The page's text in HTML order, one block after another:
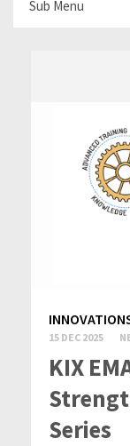
Sub Menu
15 DEC 2025
KIX
Series